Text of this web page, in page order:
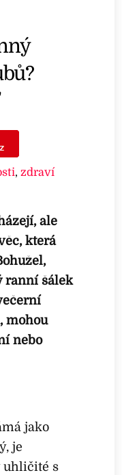
, zdraví
ale
která
ranní šálek
mohou
nebo
jako
je
uhličité s